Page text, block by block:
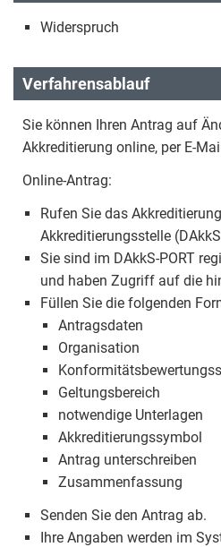
Widerspruch
Verfahrensablauf
Sie können Ihren Antrag auf
Akkreditierung online, per E-
Online-Antrag:
Rufen Sie das
Akkreditierungsstelle
Sie sind im DAkkS-PORT
und haben Zugriff auf die
Füllen Sie die folgenden
Antragsdaten
Organisation
Geltungsbereich
notwendige Unterlagen
Akkreditierungssymbol
Antrag unterschreiben
Zusammenfassung
Senden Sie den Antrag ab.
Ihre Angaben werden im